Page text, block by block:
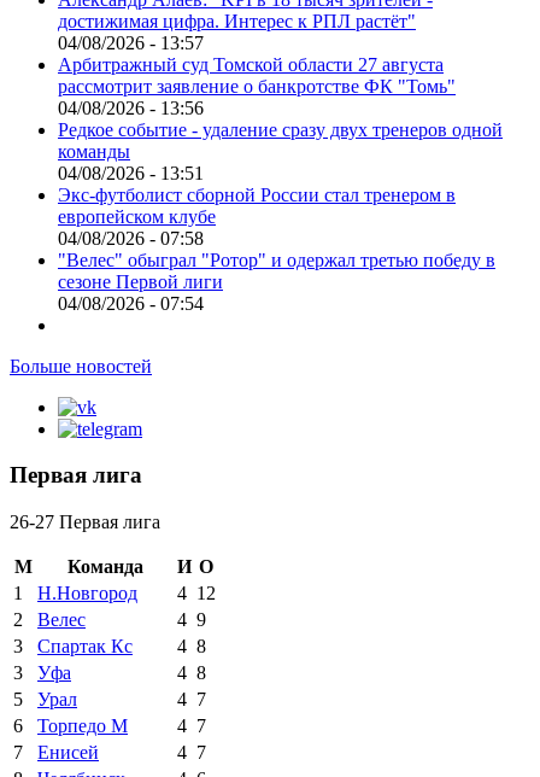
достижимая цифра. Интерес к РПЛ растёт"
04/08/2026 - 13:57
Арбитражный суд Томской области 27 августа
рассмотрит заявление о банкротстве ФК "Томь"
04/08/2026 - 13:56
Редкое событие - удаление сразу двух тренеров одной
команды
04/08/2026 - 13:51
Экс-футболист сборной России стал тренером в
европейском клубе
04/08/2026 - 07:58
"Велес" обыграл "Ротор" и одержал третью победу в
сезоне Первой лиги
04/08/2026 - 07:54
Больше новостей
Первая лига
26-27 Первая лига
М Команда И О
1
Н.Новгород 4 12
2
Велес 4 9
3
Спартак Кс 4 8
3
Уфа 4 8
5
Урал 4 7
6
Торпедо М 4 7
7
Енисей 4 7